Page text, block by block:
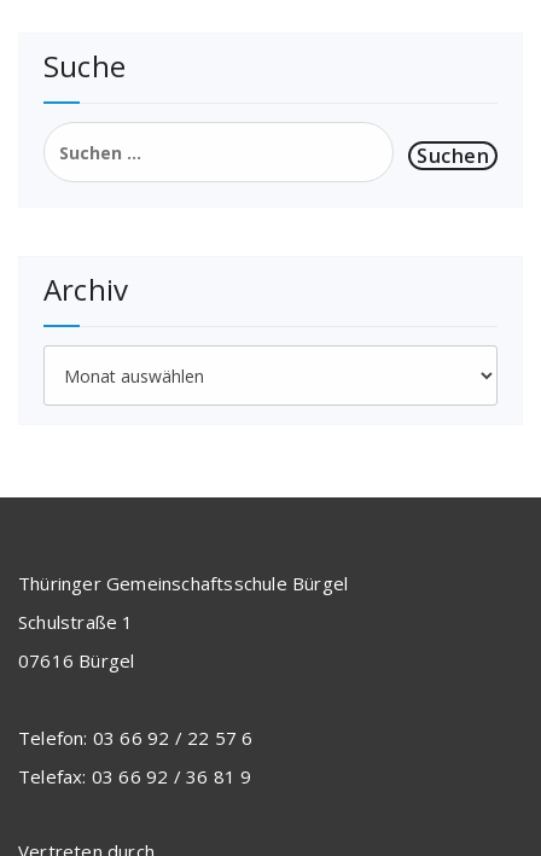
Suche
Suchen
nach:
Archiv
Thüringer Gemeinschaftsschule Bürgel
Schulstraße 1
07616 Bürgel
Telefon: 03 66 92 / 22 57 6
Telefax: 03 66 92 / 36 81 9
Vertreten durch